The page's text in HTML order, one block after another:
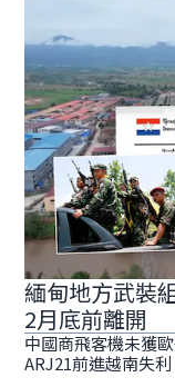
緬甸地方武裝
2月底前離開
中國商飛客機未獲
ARJ21前進越南失利